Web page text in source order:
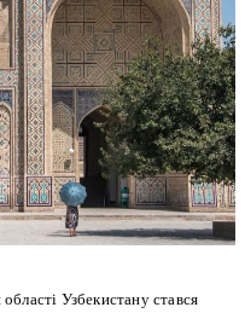
Узбекистану стався